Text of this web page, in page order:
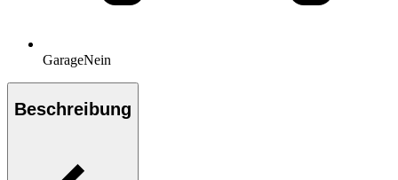
GarageNein
Beschreibung